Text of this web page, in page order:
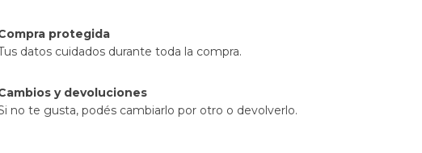
protegida
datos cuidados durante toda la compra.
y devoluciones
no te gusta, podés cambiarlo por otro o devolverlo.